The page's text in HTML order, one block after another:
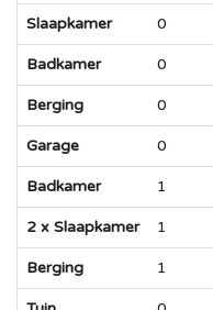
Slaapkamer 0
Badkamer 0
Berging 0
Garage 0
Badkamer 1
2 x Slaapkamer 1
Berging 1